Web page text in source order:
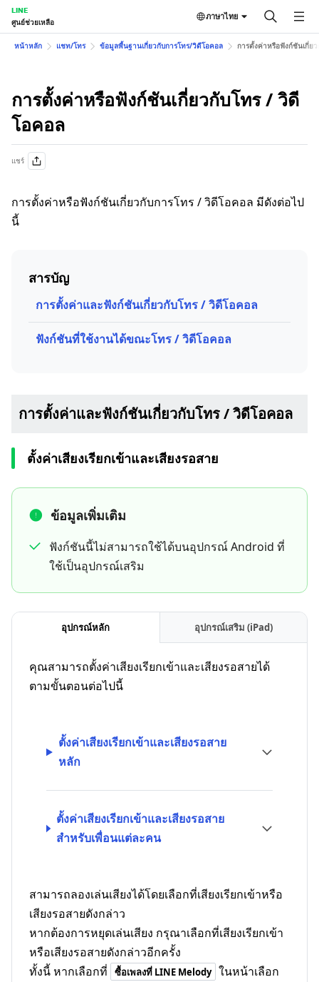
LINE
ศูนย์ช่วยเหลือ
ภาษาไทย
หน้าหลัก แชท/โทร ข้อมูลพื้นฐานเกี่ยวกับการโทร/วิดีโอคอล การตั้งค่าหรือฟังก์ชันเกี่ย
การตั้งค่าหรือฟังก์ชันเกี่ยวกับโทร / วิดี
โอคอล
แชร์
การตั้งค่าหรือฟังก์ชันเกี่ยวกับการโทร / วิดีโอคอล มีดังต่อไป
นี้
สารบัญ
การตั้งค่าและฟังก์ชันเกี่ยวกับโทร / วิดีโอคอล
ฟังก์ชันที่ใช้งานได้ขณะโทร / วิดีโอคอล
การตั้งค่าและฟังก์ชันเกี่ยวกับโทร / วิดีโอคอล
ตั้งค่าเสียงเรียกเข้าและเสียงรอสาย
ข้อมูลเพิ่มเติม
ฟังก์ชันนี้ไม่สามารถใช้ได้บนอุปกรณ์ Android ที่
ใช้เป็นอุปกรณ์เสริม
อุปกรณ์หลัก อุปกรณ์เสริม (iPad)
คุณสามารถตั้งค่าเสียงเรียกเข้าและเสียงรอสายได้
ตามขั้นตอนต่อไปนี้
ตั้งค่าเสียงเรียกเข้าและเสียงรอสาย
หลัก
ตั้งค่าเสียงเรียกเข้าและเสียงรอสาย
สำหรับเพื่อนแต่ละคน
สามารถลองเล่นเสียงได้โดยเลือกที่เสียงเรียกเข้าหรือ
เสียงรอสายดังกล่าว
หากต้องการหยุดเล่นเสียง กรุณาเลือกที่เสียงเรียกเข้า
หรือเสียงรอสายดังกล่าวอีกครั้ง
ทั้งนี้ หากเลือกที่
ซื้อเพลงที่ LINE Melody ในหน้าเลือก